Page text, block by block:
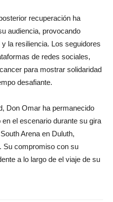
recuperación ha
audiencia, provocando
la resiliencia. Los seguidores
de redes sociales,
para mostrar solidaridad
desafiante.
Don Omar ha permanecido
el escenario durante su gira
Arena en Duluth,
Su compromiso con su
a lo largo de el viaje de su